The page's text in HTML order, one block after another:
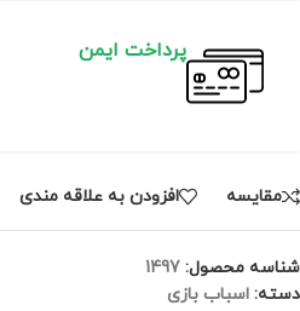
پرداخت ایمن
مقايسه افزودن به علاقه مندی
شناسه محصول: 1497
دسته: اسباب بازی